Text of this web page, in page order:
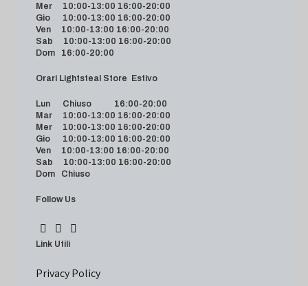
Mer 10:00-13:00 16:00-20:00
Gio 10:00-13:00 16:00-20:00
Ven 10:00-13:00 16:00-20:00
Sab 10:00-13:00 16:00-20:00
Dom 16:00-20:00
Orari Lightsteal Store Estivo
Lun Chiuso 16:00-20:00
Mar 10:00-13:00 16:00-20:00
Mer 10:00-13:00 16:00-20:00
Gio 10:00-13:00 16:00-20:00
Ven 10:00-13:00 16:00-20:00
Sab 10:00-13:00 16:00-20:00
Dom Chiuso
Follow Us
Link Utili
Privacy Policy